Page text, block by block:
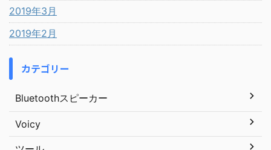
2019年3月
2019年2月
カテゴリー
Bluetoothスピーカー
Voicy